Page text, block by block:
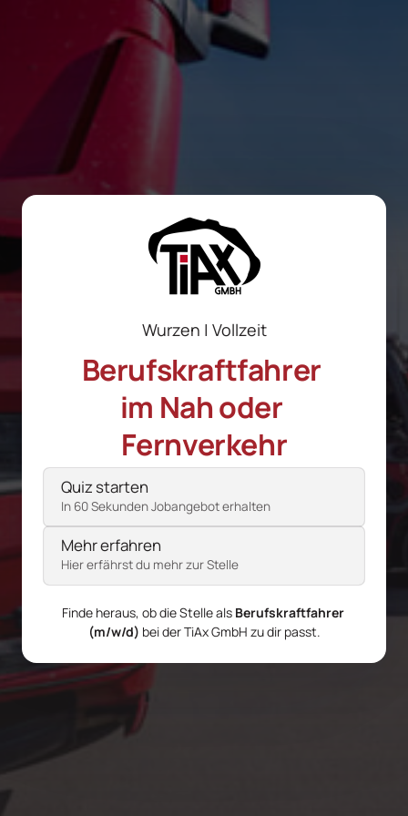
Wurzen | Vollzeit
Berufskraftfahrer
im Nah
Fernverkehr
Auswählen
Quiz starten
In 60 Sekunden Jobangebot erhalten
Mehr erfahren
Hier erfährst du mehr zur Stelle
Finde heraus, ob die Stelle als Berufskraftfahrer
(m/w/d) bei der TiAx GmbH zu dir passt.